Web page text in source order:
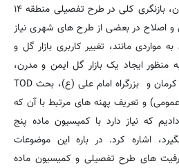
خلاف برخی از مناطق شهر تهران، بازنگری کلی در طرح تفصیلی منطقه ۱۴
و اصلاح در بعضی از طرح های شهری نیاز
مانند، تغییر کاربری بازار گل و
منظور ایجاد یک بازار گل ایمن و مدرن،
تغییر در بخش هایی از خیابان کرمان و بزرگراه امام علی (ع)، بحث TOD
و تعریف پهنه های مرتبط با آن که
که نیاز دارد با کمیسیون ماده پنج
اشاره کرد. در باره این موضوعات
های طرح تفصیلی و کمیسیون ماده